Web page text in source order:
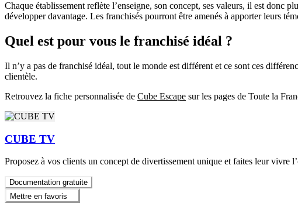
Chaque établissement reflète l’enseigne, son concept, ses valeurs, il est donc
développer davantage. Les franchisés pourront être amenés à apporter leurs
Quel est pour vous le franchisé idéal ?
Il n’y a pas de franchisé idéal, tout le monde est différent et ce sont ces
clientèle.
Retrouvez la fiche personnalisée de Cube Escape sur les pages de Toute la
CUBE TV
Proposez à vos clients un concept de divertissement unique et faites leur vivre
Documentation gratuite
Mettre en favoris